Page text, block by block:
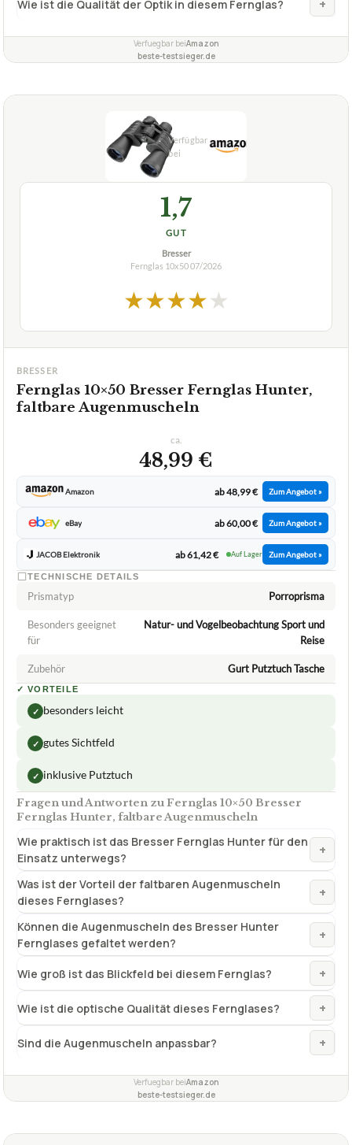
Wie ist die Qualität der Optik in diesem Fernglas? +
Verfuegbar beiAmazon
beste-testsieger.de
1,7
GUT
Bresser
Fernglas 10x5007/2026
★★★★★
BRESSER
Fernglas 10×50 Bresser Fernglas Hunter,
faltbare Augenmuscheln
ca.
48,99 €
Amazon ab 48,99 € Zum Angebot »
eBay ab 60,00 € Zum Angebot »
JACOB Elektronik ab 61,42 € Auf Lager Zum Angebot »
TECHNISCHE DETAILS
Prismatyp Porroprisma
Besonders geeignet
für
Natur- und Vogelbeobachtung Sport und
Reise
Zubehör Gurt Putztuch Tasche
✓ VORTEILE
✓ besonders leicht
✓ gutes Sichtfeld
✓ inklusive Putztuch
Fragen und Antworten zu Fernglas 10×50 Bresser
Fernglas Hunter, faltbare Augenmuscheln
Wie praktisch ist das Bresser Fernglas Hunter für den
Einsatz unterwegs?
+
Was ist der Vorteil der faltbaren Augenmuscheln
dieses Fernglases?
+
Können die Augenmuscheln des Bresser Hunter
Fernglases gefaltet werden?
+
Wie groß ist das Blickfeld bei diesem Fernglas? +
Wie ist die optische Qualität dieses Fernglases? +
Sind die Augenmuscheln anpassbar? +
Verfuegbar beiAmazon
beste-testsieger.de